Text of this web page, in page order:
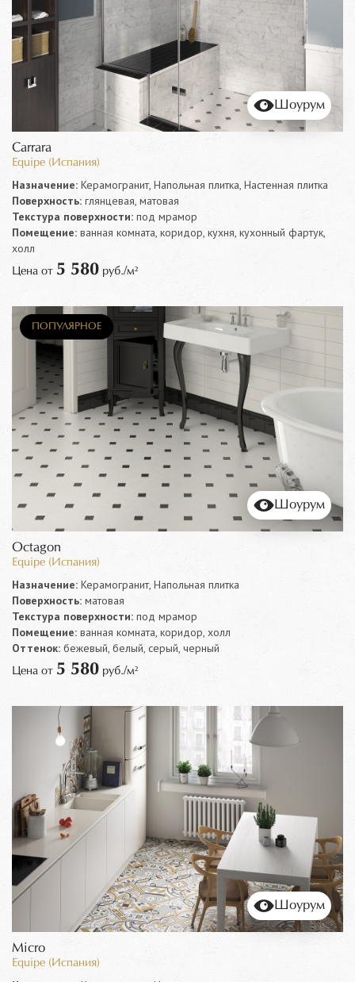
Шоурум
Carrara
Equipe (Испания)
Назначение: Керамогранит, Напольная плитка, Настенная плитка
Поверхность: глянцевая, матовая
Текстура поверхности: под мрамор
Помещение: ванная комната, коридор, кухня, кухонный фартук,
холл
Цена от 5 580 руб./м²
ПОПУЛЯРНОЕ
Шоурум
Octagon
Equipe (Испания)
Назначение: Керамогранит, Напольная плитка
Поверхность: матовая
Текстура поверхности: под мрамор
Помещение: ванная комната, коридор, холл
Оттенок: бежевый, белый, серый, черный
Цена от 5 580 руб./м²
Шоурум
Micro
Equipe (Испания)